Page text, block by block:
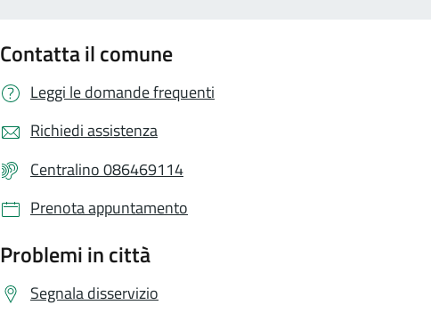
Contatta il comune
Leggi le domande frequenti
Richiedi assistenza
Centralino 086469114
Prenota appuntamento
Problemi in città
Segnala disservizio